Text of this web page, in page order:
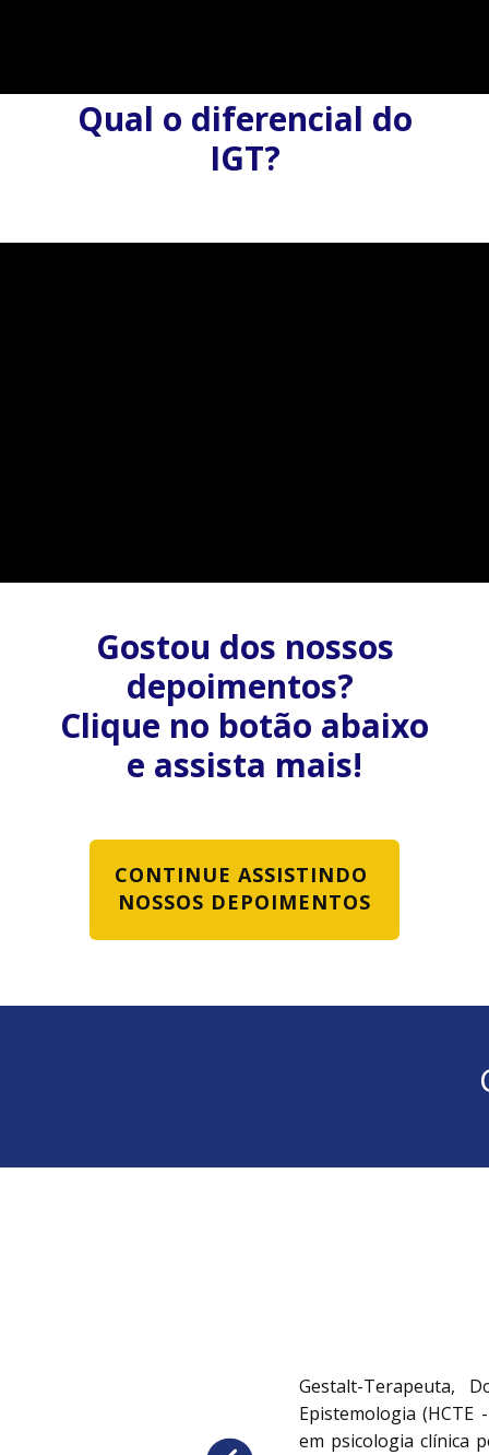
Qual o diferencial do
IGT?
Gostou dos nossos​
depoimentos?
Clique no botão abaixo
e assista mais!
CONTINUE ASSISTINDO
NOSSOS DEPOIMENTOS
Gestalt-Terapeuta,​
Epistemologia (HCTE
em psicologia clínica